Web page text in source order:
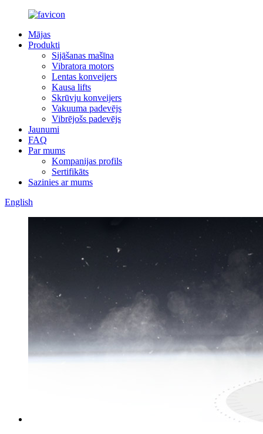
Mājas
Produkti
Sijāšanas mašīna
Vibratora motors
Lentas konveijers
Kausa lifts
Skrūvju konveijers
Vakuuma padevējs
Vibrējošs padevējs
Jaunumi
FAQ
Par mums
Kompanijas profils
Sertifikāts
Sazinies ar mums
English